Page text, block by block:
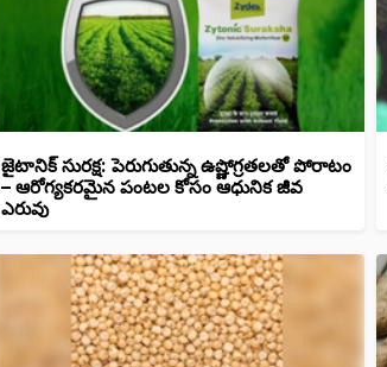
జైటానిక్ సురక్ష: పెరుగుతున్న ఉష్ణోగ్రతలతో పోరాటం
– ఆరోగ్యకరమైన పంటల కోసం ఆధునిక జీవ
ఎరువు